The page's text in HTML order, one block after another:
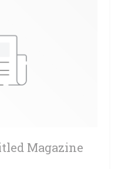
Magazine